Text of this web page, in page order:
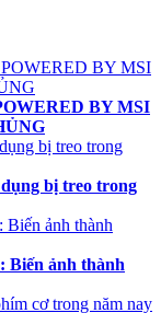
BY MSI
bị treo trong
Biến ảnh thành